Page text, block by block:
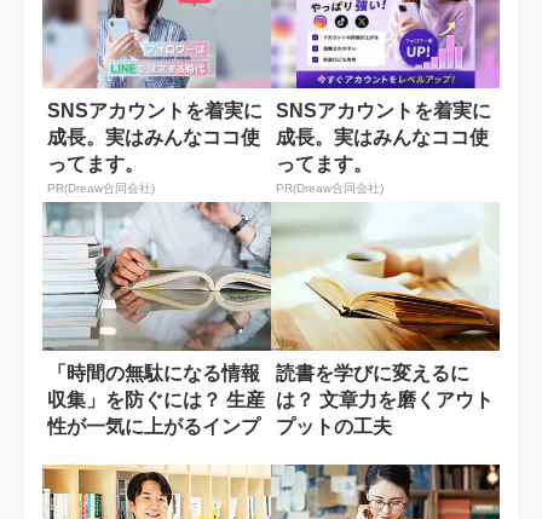
SNSアカウントを着実に
成長。実はみんなココ使
ってます。
PR(Dreaw合同会社)
SNSアカウントを着実に
成長。実はみんなココ使
ってます。
PR(Dreaw合同会社)
「時間の無駄になる情報
収集」を防ぐには？ 生産
性が一気に上がるインプ
読書を学びに変えるに
は？ 文章力を磨くアウト
プットの工夫